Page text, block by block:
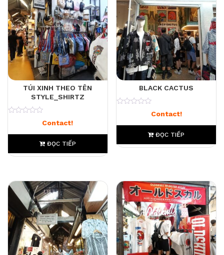
TÚI XINH THEO TÊN
STYLE_SHIRTZ
Contact!
ĐỌC TIẾP
BLACK CACTUS
Contact!
ĐỌC TIẾP